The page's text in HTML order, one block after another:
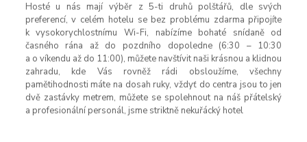
Hosté u nás mají výběr z 5-ti druhů polštářů, dle svých
preferencí, v celém hotelu se bez problému zdarma připojíte
k vysokorychlostnímu Wi-Fi, nabízíme bohaté snídaně od
časného rána až do pozdního dopoledne (6:30 – 10:30
a o víkendu až do 11:00), můžete navštívit naši krásnou a klidnou
zahradu, kde Vás rovněž rádi obsloužíme, všechny
pamětihodnosti máte na dosah ruky, vždyť do centra jsou to jen
dvě zastávky metrem, můžete se spolehnout na náš přátelský
a profesionální personál, jsme striktně nekuřácký hotel